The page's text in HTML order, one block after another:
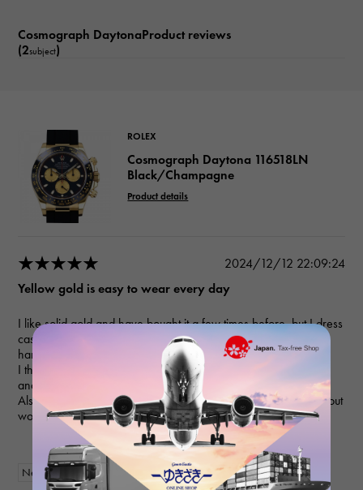
Cosmograph DaytonaProduct reviews
(2subject)
ROLEX
Cosmograph Daytona 116518LN
Black/Champagne
Product details
★★★★★
2024/12/12 22:09:24
Yellow gold is easy to wear every day
I like solid gold and have bought it a few times before, but I dress
casually almost all year round, so I feel like it stands out, and I
hardly ever wear it.
I think I'll wear this watch a lot because the dial isn't too flashy
and it goes well with everyday clothes.
Also, since the bezel is round and ceramic, you can use it without
worrying too much about scratches.
New mens